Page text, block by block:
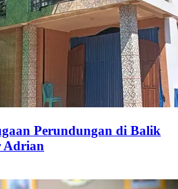
Perundungan di Balik
Adrian